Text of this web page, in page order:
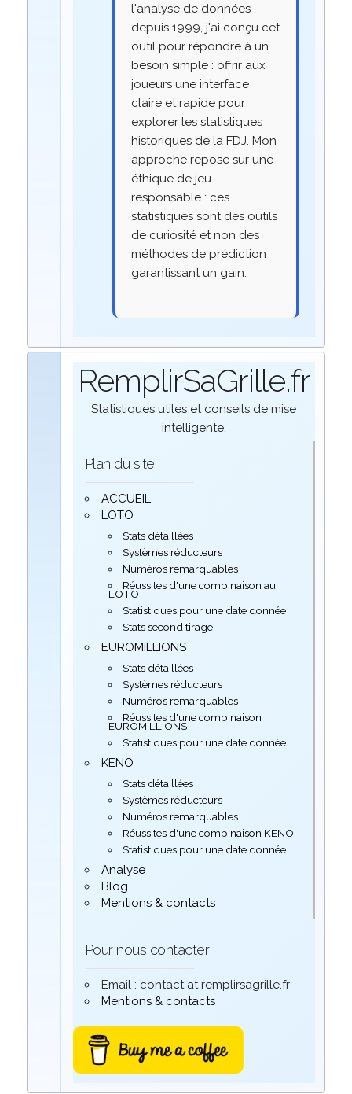
l'analyse de données
depuis 1999, j'ai conçu cet
outil pour répondre à un
besoin simple : offrir aux
joueurs une interface
claire et rapide pour
explorer les statistiques
historiques de la FDJ. Mon
approche repose sur une
éthique de jeu
responsable : ces
statistiques sont des outils
de curiosité et non des
méthodes de prédiction
garantissant un gain.
RemplirSaGrille.fr
Statistiques utiles et conseils de mise
intelligente.
Plan du site :
ACCUEIL
LOTO
Stats détaillées
Systèmes réducteurs
Numéros remarquables
Réussites d'une combinaison au
LOTO
Statistiques pour une date donnée
Stats second tirage
EUROMILLIONS
Stats détaillées
Systèmes réducteurs
Numéros remarquables
Réussites d'une combinaison
EUROMILLIONS
Statistiques pour une date donnée
KENO
Stats détaillées
Systèmes réducteurs
Numéros remarquables
Réussites d'une combinaison KENO
Statistiques pour une date donnée
Analyse
Blog
Mentions & contacts
Pour nous contacter :
Email : contact at remplirsagrille.fr
Mentions & contacts